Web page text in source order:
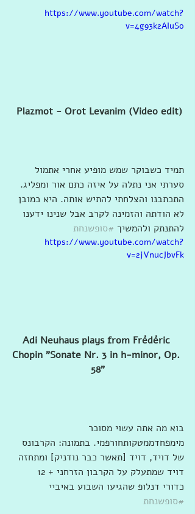
https://www.youtube.com/watch?
v=4g93k2AIuSo
Plazmot - Orot Levanim (Video edit)
תמיד כשבוקר שמש מופיע אחרי אתמול
סערתי אני נתלה על איזה כתם אור ומפליג.
התכתבנו והצלחתי להתיש אותה. היא כמובן
לא הודתה והזמינה לקרב אבל שנינו ידענו
להתנתק ולהמשיך #סופשנחת
https://www.youtube.com/watch?
v=2jVnucJbvFk
Adi Neuhaus plays from Frédéric
Chopin "Sonate Nr. 3 in h-minor, Op.
58"
בוא מה אתה עשוי מסוכר
מימפחדממטקותחורפמי. בתמונה: הקרבונס
של דויד, דויד [תאשר כבר נודניק] ומתחזה
כדורי דנלופ שהגיעו השבוע באיביי
#סופשנחת